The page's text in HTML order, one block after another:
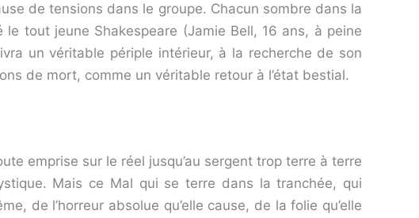
de tensions dans le groupe. Chacun sombre dans la
tout jeune Shakespeare (Jamie Bell, 16 ans, à peine
un véritable périple intérieur, à la recherche de son
de mort, comme un véritable retour à l’état bestial.
emprise sur le réel jusqu’au sergent trop terre à terre
Mais ce Mal qui se terre dans la tranchée, qui
de l’horreur absolue qu’elle cause, de la folie qu’elle